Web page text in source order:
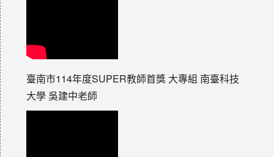
臺南市114年度SUPER教師首獎 大專組 南臺科技
大學 吳建中老師